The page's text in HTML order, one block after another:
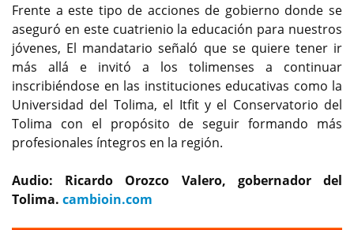
Frente a este tipo de acciones de gobierno donde se
aseguró en este cuatrienio la educación para nuestros
jóvenes, El mandatario señaló que se quiere tener ir
más allá e invitó a los tolimenses a continuar
inscribiéndose en las instituciones educativas como la
Universidad del Tolima, el Itfit y el Conservatorio del
Tolima con el propósito de seguir formando más
profesionales íntegros en la región.
Audio: Ricardo Orozco Valero, gobernador del
Tolima. cambioin.com